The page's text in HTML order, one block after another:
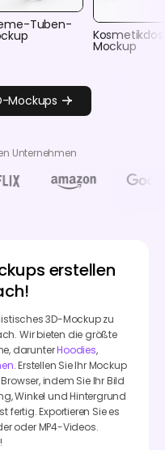
Tuben-
Mockup
Mockups
Unternehmen
erstellen
3D-Mockup zu
Wir bieten die größte
darunterHoodies,
. Erstellen Sie Ihr Mockup
indem Sie Ihr Bild
Winkel und Hintergrund
fertig. Exportieren Sie es
oder MP4-Videos.